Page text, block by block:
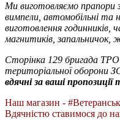
Ми виготовляємо прапори
вимпели, автомобільні та
виготовлення годинників,
магнитиків, запальничок,
Сторінка 129 бригада ТРО
територіальної оборони
вдячні за ваші
Наш магазин -
Вдячністю ставимося до